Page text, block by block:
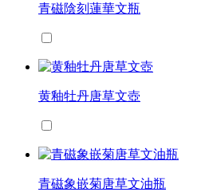
青磁陰刻蓮華文瓶
黄釉牡丹唐草文壺
青磁象嵌菊唐草文油瓶